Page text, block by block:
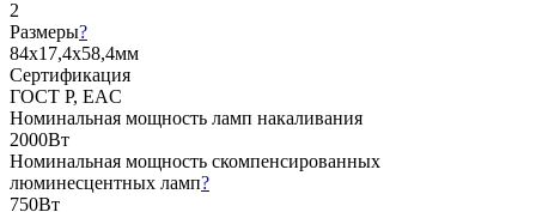
2
Размеры?
84х17,4х58,4мм
Сертификация
ГОСТ Р, EAC
Номинальная мощность ламп накаливания
2000Вт
Номинальная мощность скомпенсированных
люминесцентных ламп?
750Вт